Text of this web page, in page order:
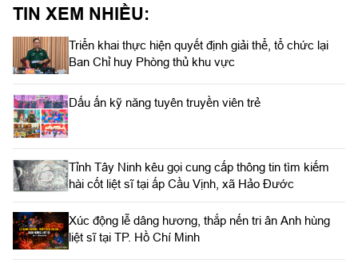
về với Tổ quốc, góp phần thực hiện hiệu quả chiến dịch “500
ngày đêm tìm kiếm, quy tập hài cốt liệt sĩ” của Quân khu 7.
TIN XEM NHIỀU:
Triển khai thực hiện quyết định giải thể, tổ chức lại
Ban Chỉ huy Phòng thủ khu vực
Dấu ấn kỹ năng tuyên truyền viên trẻ
Tỉnh Tây Ninh kêu gọi cung cấp thông tin tìm kiếm
hài cốt liệt sĩ tại ấp Cầu Vịnh, xã Hảo Đước
Xúc động lễ dâng hương, thắp nến tri ân Anh hùng
liệt sĩ tại TP. Hồ Chí Minh